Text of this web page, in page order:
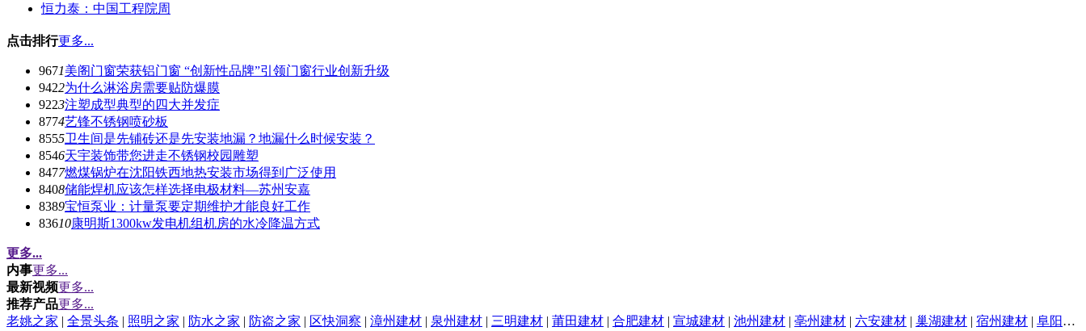
恒力泰：中国工程院周
点击排行更多...
9671美阁门窗荣获铝门窗 “创新性品牌”引领门窗行业创新升级
9422为什么淋浴房需要贴防爆膜
9223注塑成型典型的四大并发症
8774艺锋不锈钢喷砂板
8555卫生间是先铺砖还是先安装地漏？地漏什么时候安装？
8546天宇装饰带您进走不锈钢校园雕塑
8477燃煤锅炉在沈阳铁西地热安装市场得到广泛使用
8408储能焊机应该怎样选择电极材料—苏州安嘉
8389宝恒泵业：计量泵要定期维护才能良好工作
83610康明斯1300kw发电机组机房的水冷降温方式
更多...
内事更多...
最新视频更多...
推荐产品更多...
老姚之家 | 全景头条 | 照明之家 | 防水之家 | 防盗之家 | 区快洞察 | 漳州建材 | 泉州建材 | 三明建材 | 莆田建材 | 合肥建材 | 宣城建材 | 池州建材 | 亳州建材 | 六安建材 | 巢湖建材 | 宿州建材 | 阜阳建材